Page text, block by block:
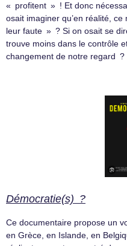
« profitent » ! Et donc
osait imaginer qu’en réalité,
leur faute » ? Si on osait se
trouve moins dans le contrôle
changement de notre regard ?
Démocratie(s) ?
Ce documentaire propose un
en Grèce, en Islande, en